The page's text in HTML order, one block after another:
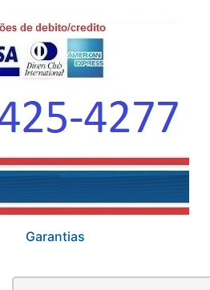
Garantias